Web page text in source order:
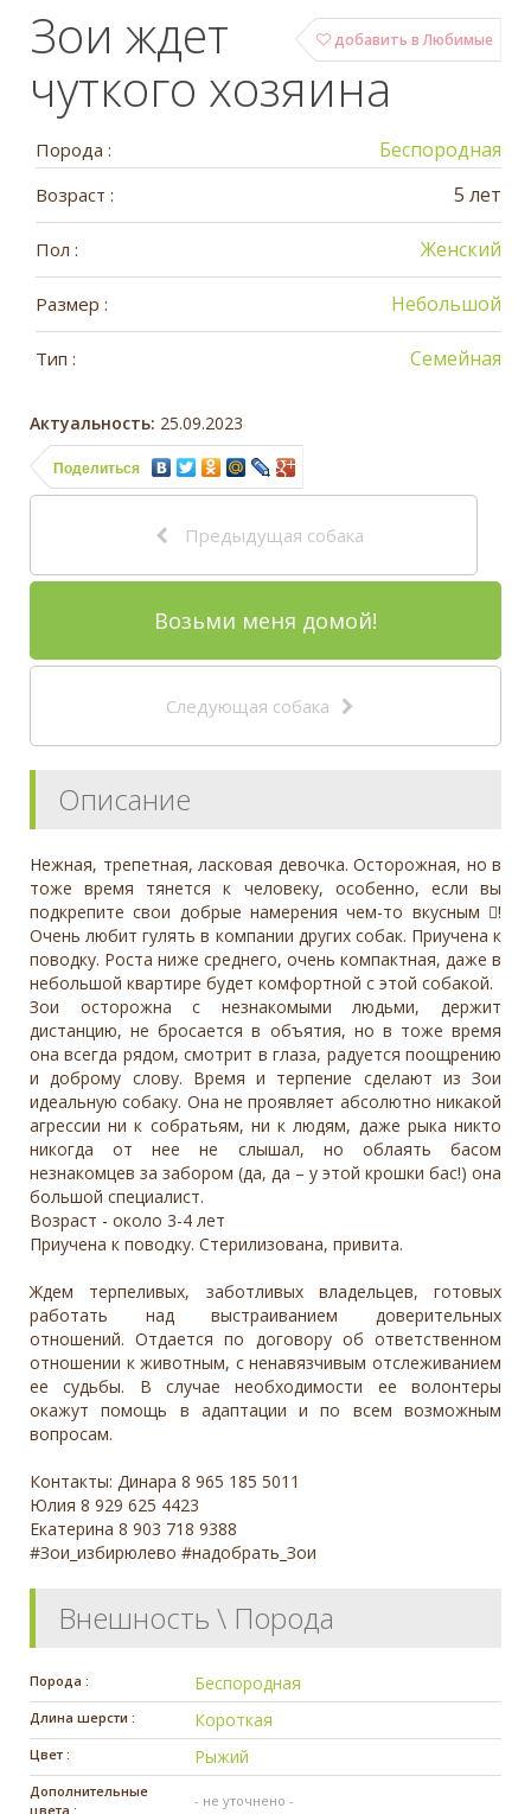
добавить в Любимые
Зои ждет
чуткого хозяина
Порода : Беспородная
Возраст : 5 лет
Пол : Женский
Размер : Небольшой
Тип : Семейная
Актуальность: 25.09.2023
Поделиться
Предыдущая собака
Возьми меня домой!
Следующая собака
Описание
Нежная, трепетная, ласковая девочка. Осторожная, но в
тоже время тянется к человеку, особенно, если вы
подкрепите свои добрые намерения чем-то вкусным !
Очень любит гулять в компании других собак. Приучена к
поводку. Роста ниже среднего, очень компактная, даже в
небольшой квартире будет комфортной с этой собакой.
Зои осторожна с незнакомыми людьми, держит
дистанцию, не бросается в объятия, но в тоже время
она всегда рядом, смотрит в глаза, радуется поощрению
и доброму слову. Время и терпение сделают из Зои
идеальную собаку. Она не проявляет абсолютно никакой
агрессии ни к собратьям, ни к людям, даже рыка никто
никогда от нее не слышал, но облаять басом
незнакомцев за забором (да, да – у этой крошки бас!) она
большой специалист.
Возраст - около 3-4 лет
Приучена к поводку. Стерилизована, привита.
Ждем терпеливых, заботливых владельцев, готовых
работать над выстраиванием доверительных
отношений. Отдается по договору об ответственном
отношении к животным, с ненавязчивым отслеживанием
ее судьбы. В случае необходимости ее волонтеры
окажут помощь в адаптации и по всем возможным
вопросам.
Контакты: Динара 8 965 185 5011
Юлия 8 929 625 4423
Екатерина 8 903 718 9388
#Зои_избирюлево #надобрать_Зои
Внешность \ Порода
Порода : Беспородная
Длина шерсти : Короткая
Цвет : Рыжий
Дополнительные
цвета :
- не уточнено -